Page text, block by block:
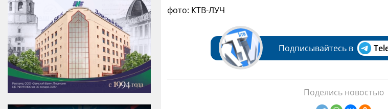
фото: КТВ-ЛУЧ
Подписывайтесь в
Поделись новостью